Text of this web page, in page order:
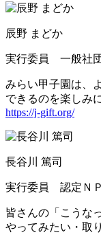
辰野 まどか
実行委員 一般社
みらい甲子園は、
できるのを楽しみ
https://j-gift.org/
長谷川 篤司
実行委員 認定Ｎ
皆さんの「こうな
やってみたい・取